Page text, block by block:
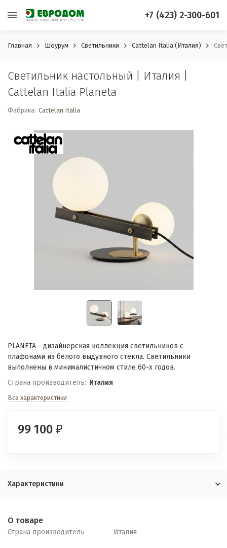
+7 (423) 2-300-601
Главная Шоурум Светильники Cattelan Italia (Италия)
Светильник настольный | Италия |
Cattelan Italia Planeta
Фабрика: Cattelan Italia
PLANETA - дизайнерская коллекция светильников с
плафонами из белого выдувного стекла. Светильники
выполнены в минималистичном стиле 60-х годов.
Страна производитель: Италия
Все характеристики
99 100 ₽
Характеристики
О товаре
Страна производитель Италия